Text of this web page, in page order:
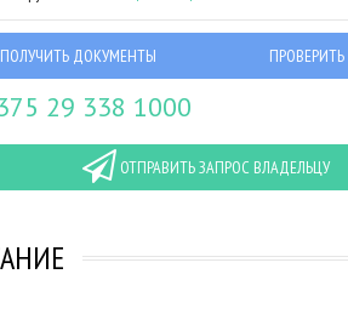
ПОЛУЧИТЬ ДОКУМЕНТЫ
29 338 1000
ОТПРАВИТЬ ЗАПРОС ВЛАДЕЛЬЦУ